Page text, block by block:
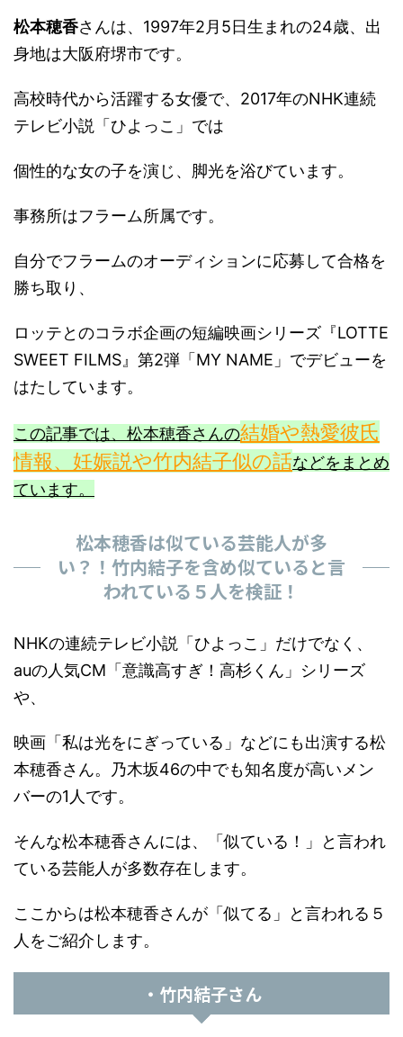
松本穂香さんは、1997年2月5日生まれの24歳、出
身地は大阪府堺市です。
高校時代から活躍する女優で、2017年のNHK連続
テレビ小説「ひよっこ」では
個性的な女の子を演じ、脚光を浴びています。
事務所はフラーム所属です。
自分でフラームのオーディションに応募して合格を
勝ち取り、
ロッテとのコラボ企画の短編映画シリーズ『LOTTE
SWEET FILMS』第2弾「MY NAME」でデビューを
はたしています。
この記事では、松本穂香さんの結婚や熱愛彼氏
情報、妊娠説や竹内結子似の話などをまとめ
ています。
松本穂香は似ている芸能人が多
い？！竹内結子を含め似ていると言
われている５人を検証！
NHKの連続テレビ小説「ひよっこ」だけでなく、
auの人気CM「意識高すぎ！高杉くん」シリーズ
や、
映画「私は光をにぎっている」などにも出演する松
本穂香さん。乃木坂46の中でも知名度が高いメン
バーの1人です。
そんな松本穂香さんには、「似ている！」と言われ
ている芸能人が多数存在します。
ここからは松本穂香さんが「似てる」と言われる５
人をご紹介します。
・竹内結子さん